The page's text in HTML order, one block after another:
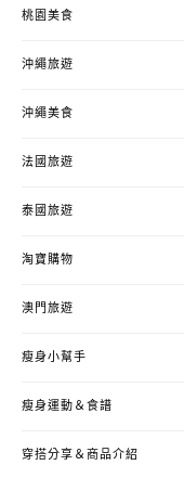
桃園美食
沖繩旅遊
沖繩美食
法國旅遊
泰國旅遊
淘寶購物
澳門旅遊
瘦身小幫手
瘦身運動＆食譜
穿搭分享＆商品介紹